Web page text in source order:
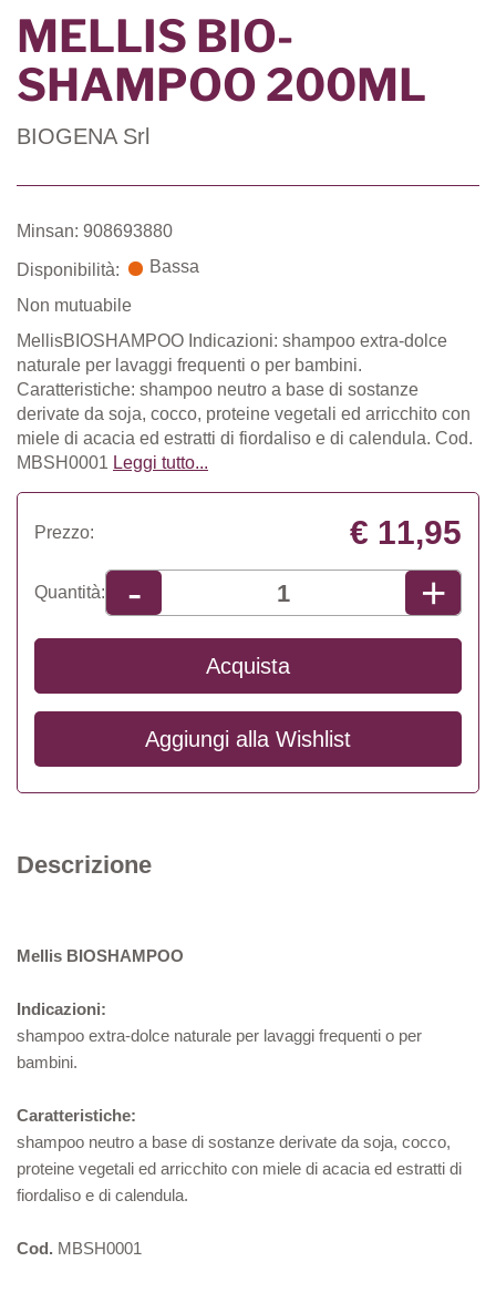
MELLIS BIO-
SHAMPOO 200ML
BIOGENA Srl
Minsan: 908693880
Disponibilità: Bassa
Non mutuabile
MellisBIOSHAMPOO Indicazioni: shampoo extra-dolce
naturale per lavaggi frequenti o per bambini.
Caratteristiche: shampoo neutro a base di sostanze
derivate da soja, cocco, proteine vegetali ed arricchito con
miele di acacia ed estratti di fiordaliso e di calendula. Cod.
MBSH0001 Leggi tutto...
Prezzo: € 11,95
Quantità: - +
Acquista
Aggiungi alla Wishlist
Descrizione
Mellis BIOSHAMPOO
Indicazioni:
shampoo extra-dolce naturale per lavaggi frequenti o per
bambini.
Caratteristiche:
shampoo neutro a base di sostanze derivate da soja, cocco,
proteine vegetali ed arricchito con miele di acacia ed estratti di
fiordaliso e di calendula.
Cod. MBSH0001